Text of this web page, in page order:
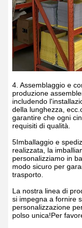
4. Assemblaggio e
produzione
includendo
della lunghezza,
garantire che ogni
requisiti di qualità.
5Imballaggio e
realizzata, la
personalizziamo in
modo sicuro per
trasporto.
La nostra linea di
si impegna a fornire
personalizzazione
polso unica!Per